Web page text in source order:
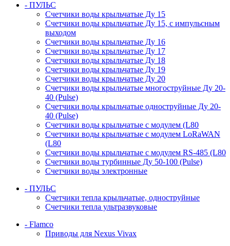
- ПУЛЬС
Счетчики воды крыльчатые Ду 15
Счетчики воды крыльчатые Ду 15, с импульсным
выходом
Счетчики воды крыльчатые Ду 16
Счетчики воды крыльчатые Ду 17
Счетчики воды крыльчатые Ду 18
Счетчики воды крыльчатые Ду 19
Счетчики воды крыльчатые Ду 20
Счетчики воды крыльчатые многоструйные Ду 20-
40 (Pulse)
Счетчики воды крыльчатые одноструйные Ду 20-
40 (Pulse)
Счетчики воды крыльчатые с модулем (L80
Счетчики воды крыльчатые с модулем LoRaWAN
(L80
Счетчики воды крыльчатые с модулем RS-485 (L80
Счетчики воды турбинные Ду 50-100 (Pulse)
Счетчики воды электронные
- ПУЛЬС
Счетчики тепла крыльчатые, одноструйные
Счетчики тепла ультразвуковые
- Flamco
Приводы для Nexus Vivax